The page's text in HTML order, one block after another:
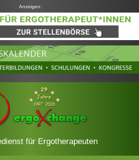
Anzeigen:
für Ergotherapeuten